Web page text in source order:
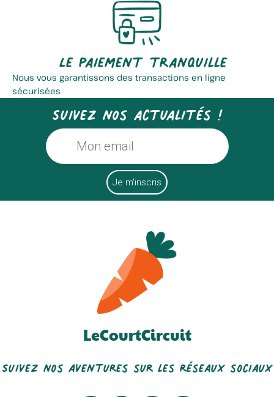
La Ferme De La Casseline Dewevre Stéphane
Chips Bellevue Vergers De Viveterres
Le paiement tranquille
Nous vous garantissons des transactions en ligne
sécurisées
Suivez nos actualités !
LeCourtCircuit
Suivez nos aventures sur les réseaux sociaux